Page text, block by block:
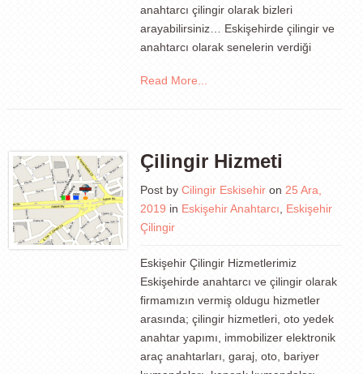
anahtarcı çilingir olarak bizleri
arayabilirsiniz… Eskişehirde çilingir ve
anahtarcı olarak senelerin verdiği
Read More...
Çilingir Hizmeti
Post byCilingir Eskisehir on 25 Ara,
2019 in Eskişehir Anahtarcı
Eskişehir
Çilingir
Eskişehir Çilingir Hizmetlerimiz
Eskişehirde anahtarcı ve çilingir olarak
firmamızın vermiş oldugu hizmetler
arasında; çilingir hizmetleri, oto yedek
anahtar yapımı, immobilizer elektronik
araç anahtarları, garaj, oto, bariyer